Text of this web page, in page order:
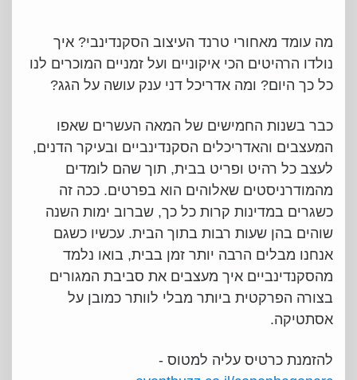
מה עומד מאחורי טרנד העיצוב הסקנדינבי? איך
נולדו הרהיטים הכי איקוניים ועל זמניים המוכרים לנו
כל כך היום? ומה אדריכל דני ענק עושה על הגג?
כבר בשנות החמישים של המאה העשרים שאפו
המעצבים והאדריכלים הסקנדינביים ובעיקר הדנים,
לעצב כל רהיט ופריט בבית, תוך שהם לומדים
מהמודרניסטים שאלוהים הוא בפרטים. ככה זה
כשגרים במדינות קרות כל כך, שברוב ימות השנה
שוהים בהן שעות רבות בתוך הבית. עכשיו כשגם
אנחנו מבלים הרבה יותר זמן בבית, בואו נלמד
מהסקנדינביים איך מעצבים את סביבת המגורים
בצורה הפרקטית ביותר מבלי לוותר כמובן על
אסתטיקה.
להזמנת כרטיס עליה למטוס -